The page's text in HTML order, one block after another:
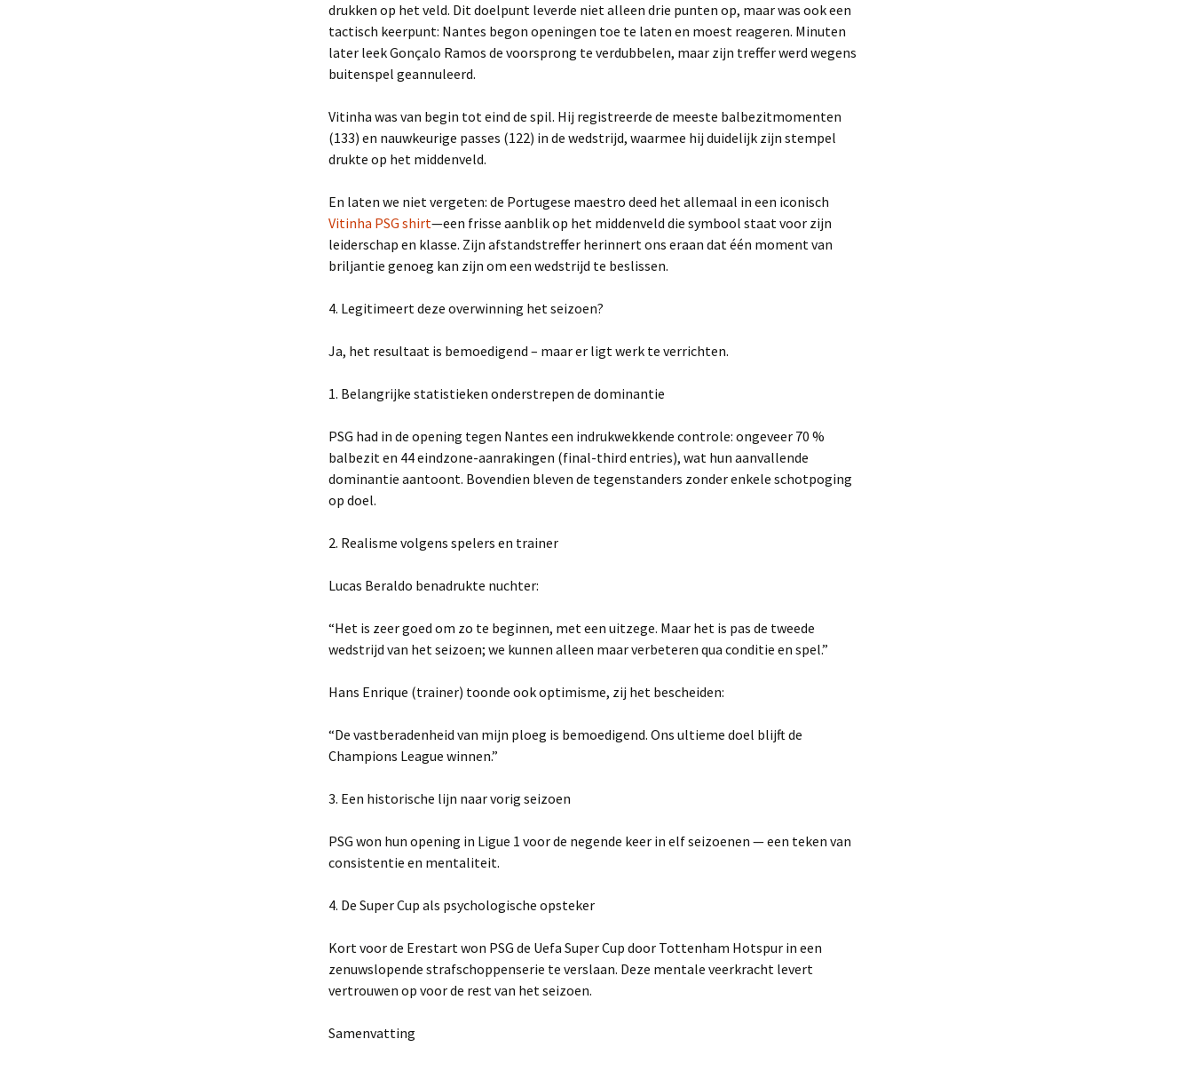
drukken op het veld. Dit doelpunt leverde niet alleen drie punten op, maar was ook een
tactisch keerpunt: Nantes begon openingen toe te laten en moest reageren. Minuten
later leek Gonçalo Ramos de voorsprong te verdubbelen, maar zijn treffer werd wegens
buitenspel geannuleerd.
Vitinha was van begin tot eind de spil. Hij registreerde de meeste balbezitmomenten
(133) en nauwkeurige passes (122) in de wedstrijd, waarmee hij duidelijk zijn stempel
drukte op het middenveld.
En laten we niet vergeten: de Portugese maestro deed het allemaal in een iconisch
Vitinha PSG shirt—een frisse aanblik op het middenveld die symbool staat voor zijn
leiderschap en klasse. Zijn afstandstreffer herinnert ons eraan dat één moment van
briljantie genoeg kan zijn om een wedstrijd te beslissen.
4. Legitimeert deze overwinning het seizoen?
Ja, het resultaat is bemoedigend – maar er ligt werk te verrichten.
1. Belangrijke statistieken onderstrepen de dominantie
PSG had in de opening tegen Nantes een indrukwekkende controle: ongeveer 70 %
balbezit en 44 eindzone-aanrakingen (final-third entries), wat hun aanvallende
dominantie aantoont. Bovendien bleven de tegenstanders zonder enkele schotpoging
op doel.
2. Realisme volgens spelers en trainer
Lucas Beraldo benadrukte nuchter:
“Het is zeer goed om zo te beginnen, met een uitzege. Maar het is pas de tweede
wedstrijd van het seizoen; we kunnen alleen maar verbeteren qua conditie en spel.”
Hans Enrique (trainer) toonde ook optimisme, zij het bescheiden:
“De vastberadenheid van mijn ploeg is bemoedigend. Ons ultieme doel blijft de
Champions League winnen.”
3. Een historische lijn naar vorig seizoen
PSG won hun opening in Ligue 1 voor de negende keer in elf seizoenen — een teken van
consistentie en mentaliteit.
4. De Super Cup als psychologische opsteker
Kort voor de Erestart won PSG de Uefa Super Cup door Tottenham Hotspur in een
zenuwslopende strafschoppenserie te verslaan. Deze mentale veerkracht levert
vertrouwen op voor de rest van het seizoen.
Samenvatting